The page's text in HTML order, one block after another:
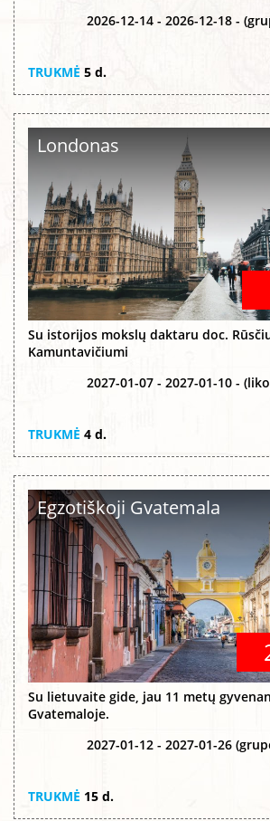
2026-12-14 - 2026-12-18 -
TRUKMĖ 5 d.
Londonas
Su istorijos mokslų daktaru doc.
Kamuntavičiumi
2027-01-07 - 2027-01-10 -
TRUKMĖ 4 d.
Egzotiškoji Gvatemala
Su lietuvaite gide, jau 11 metų
Gvatemaloje.
2027-01-12 - 2027-01-26
TRUKMĖ 15 d.